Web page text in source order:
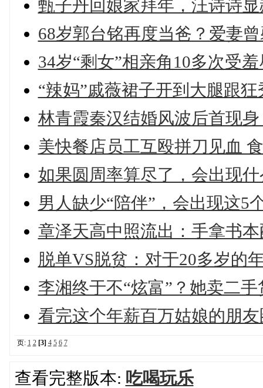
甄子丹回娘家拜年，汪诗诗
68岁郭台铭再度当爸？爱妻
34岁“剩女”相亲角10多次受
“辣妈”戚薇裙子开到大腿跟
林青霞秦汉结婚风波后首现
美快餐店员工互殴拼刀见血
如果圆周率算尽了，会出现
男人缺少“陪伴”，会出现这5
章泽天高中照流出：手拿书
脱单VS脱贫：对于20多岁的
李湘终于不“炫富”？她卖二
看完这个年薪百万姑娘的朋
页: 1 2 [3] 4 5 6 7
查看完整版本: 吃喝玩乐